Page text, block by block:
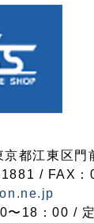
都江東区門
/ FAX
〜18：00 /